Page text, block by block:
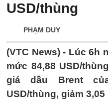
USD/thùng
PHẠM DUY
(VTC News) - Lúc 6h
mức 84,88 USD/
giá dầu Brent
USD/thùng, giảm 3,05